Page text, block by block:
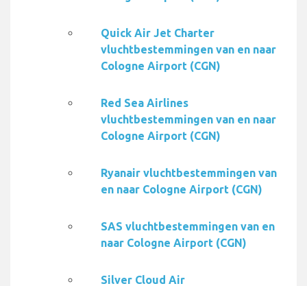
Quick Air Jet Charter
vluchtbestemmingen van en naar
Cologne Airport (CGN)
Red Sea Airlines
vluchtbestemmingen van en naar
Cologne Airport (CGN)
Ryanair vluchtbestemmingen van
en naar Cologne Airport (CGN)
SAS vluchtbestemmingen van en
naar Cologne Airport (CGN)
Silver Cloud Air